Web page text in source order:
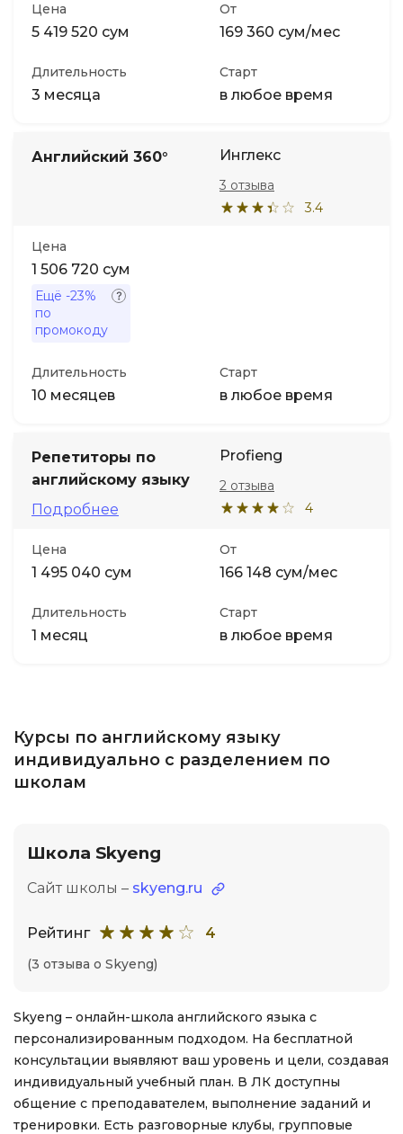
Цена
5 419 520 сум
От
169 360 сум/мес
Длительность
3 месяца
Старт
в любое время
Английский 360° Инглекс
3.4
3 отзыва
Цена
1 506 720 сум
Ещё -23%
по
промокоду
Длительность
10 месяцев
Старт
в любое время
Репетиторы по
английскому языку
Подробнее
Profieng
4
2 отзыва
Цена
1 495 040 сум
От
166 148 сум/мес
Длительность
1 месяц
Старт
в любое время
Курсы по английскому языку
индивидуально с разделением по
школам
Школа Skyeng
Сайт школы – skyeng.ru
Рейтинг 4
(3 отзыва о Skyeng)
Skyeng – онлайн-школа английского языка с
персонализированным подходом. На бесплатной
консультации выявляют ваш уровень и цели, создавая
индивидуальный учебный план. В ЛК доступны
общение с преподавателем, выполнение заданий и
тренировки. Есть разговорные клубы, групповые
ДПО